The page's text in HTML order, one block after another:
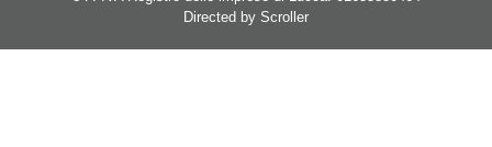
Directed by Scroller